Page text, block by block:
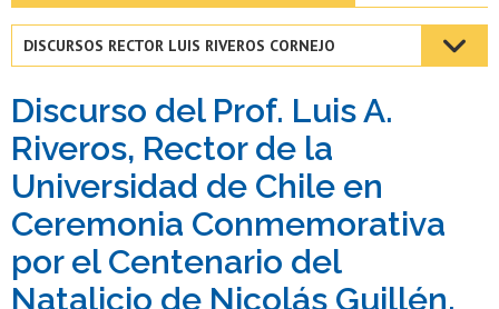
Estudiantes
Académicas/os
Funcionarias/os
Egresadas/os
DISCURSOS RECTOR LUIS RIVEROS CORNEJO
Discurso del Prof. Luis A.
Riveros, Rector de la
Universidad de Chile en
Ceremonia Conmemorativa
por el Centenario del
Natalicio de Nicolás Guillén.